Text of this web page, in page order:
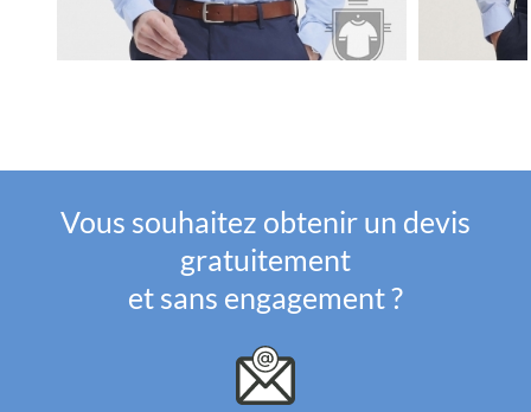
Vous souhaitez obtenir un devis
gratuitement
et sans engagement ?